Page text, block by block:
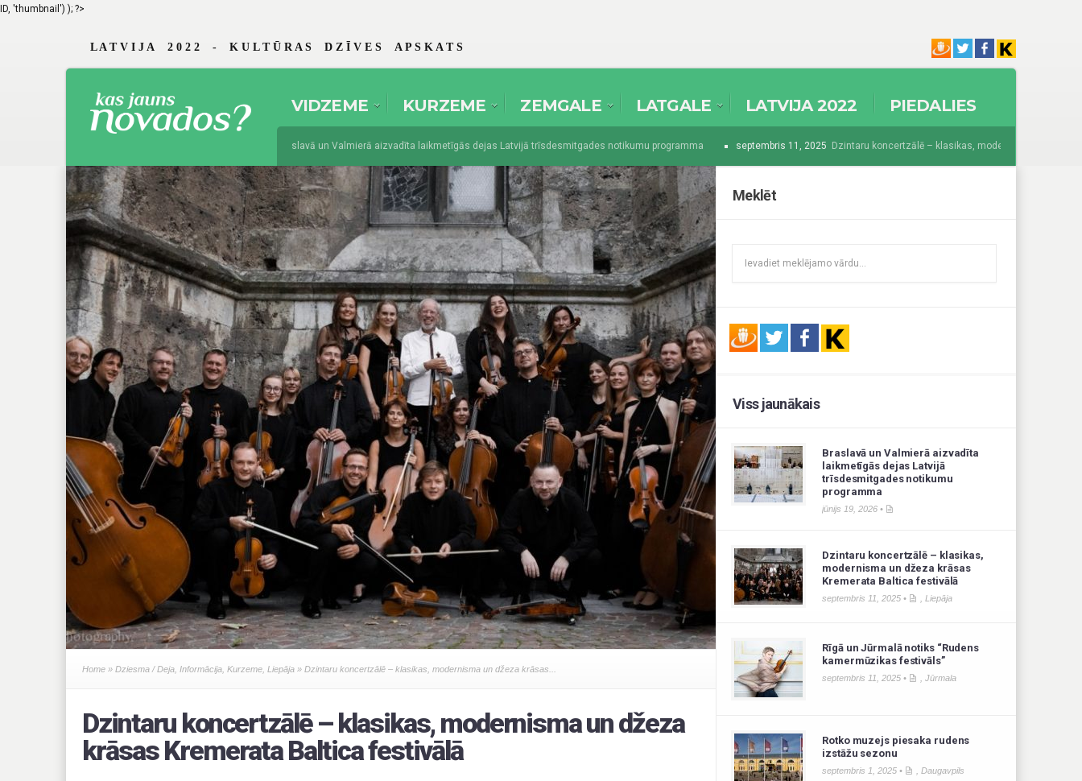
ID, 'thumbnail') ); ?>
L A T V I J A 2 0 2 2 - K U L T Ū R A S D Z Ī V E S A P S K A T S
VIDZEME KURZEME ZEMGALE LATGALE LATVIJA 2022 PIEDALIES
Braslavā un Valmierā aizvadīta laikmetīgās dejas Latvijā trīsdesmitgades notikumu programma septembris 11, 2025 Dzintaru koncertzālē – klasikas, modernisma un džeza
Home » Dziesma / Deja Informācija Kurzeme Liepāja » Dzintaru koncertzālē – klasikas, modernisma un džeza krāsas...
Dzintaru koncertzālē – klasikas, modernisma un džeza
krāsas Kremerata Baltica festivālā
Meklēt
Viss jaunākais
Braslavā un Valmierā aizvadīta
laikmetīgās dejas Latvijā
trīsdesmitgades notikumu
programma
jūnijs 19, 2026 •
Dzintaru koncertzālē – klasikas,
modernisma un džeza krāsas
Kremerata Baltica festivālā
septembris 11, 2025 • ,Liepāja
Rīgā un Jūrmalā notiks “Rudens
kamermūzikas festivāls”
septembris 11, 2025 • ,Jūrmala
Rotko muzejs piesaka rudens
izstāžu sezonu
septembris 1, 2025 • ,Daugavpils